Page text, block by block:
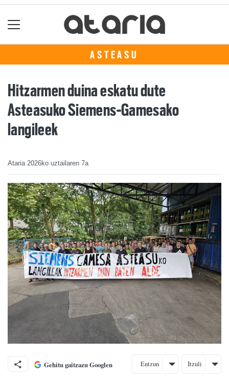
ASTEASU
Hitzarmen duina eskatu dute
Asteasuko Siemens-Gamesako
langileek
Ataria 2026ko uztailaren 7a
Gehitu gaitzazu Googlen Entzun Itzuli